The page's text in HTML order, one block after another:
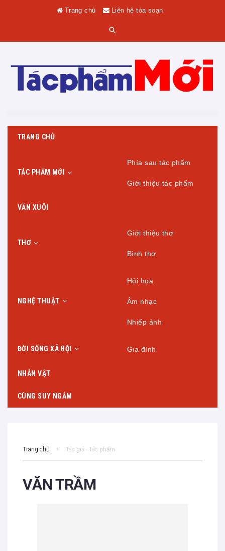
Trang chủ Liên hệ tòa soạn
TRANG CHỦ
TÁC PHẨM MỚI
Phía sau tác phẩm
Giới thiệu tác phẩm
VĂN XUÔI
THƠ
Giới thiệu thơ
Bình thơ
NGHỆ THUẬT
Hội họa
Âm nhạc
Nhiếp ảnh
ĐỜI SỐNG XÃ HỘI Gia đình
NHÂN VẬT
CÙNG SUY NGẪM
Trang chủ Tác giả - Tác phẩm
VĂN TRẦM